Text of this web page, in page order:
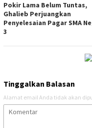
Pokir Lama Belum Tuntas,
Ghalieb Perjuangkan
Penyelesaian Pagar SMA
3
Tinggalkan Balasan
Alamat email Anda tidak akan